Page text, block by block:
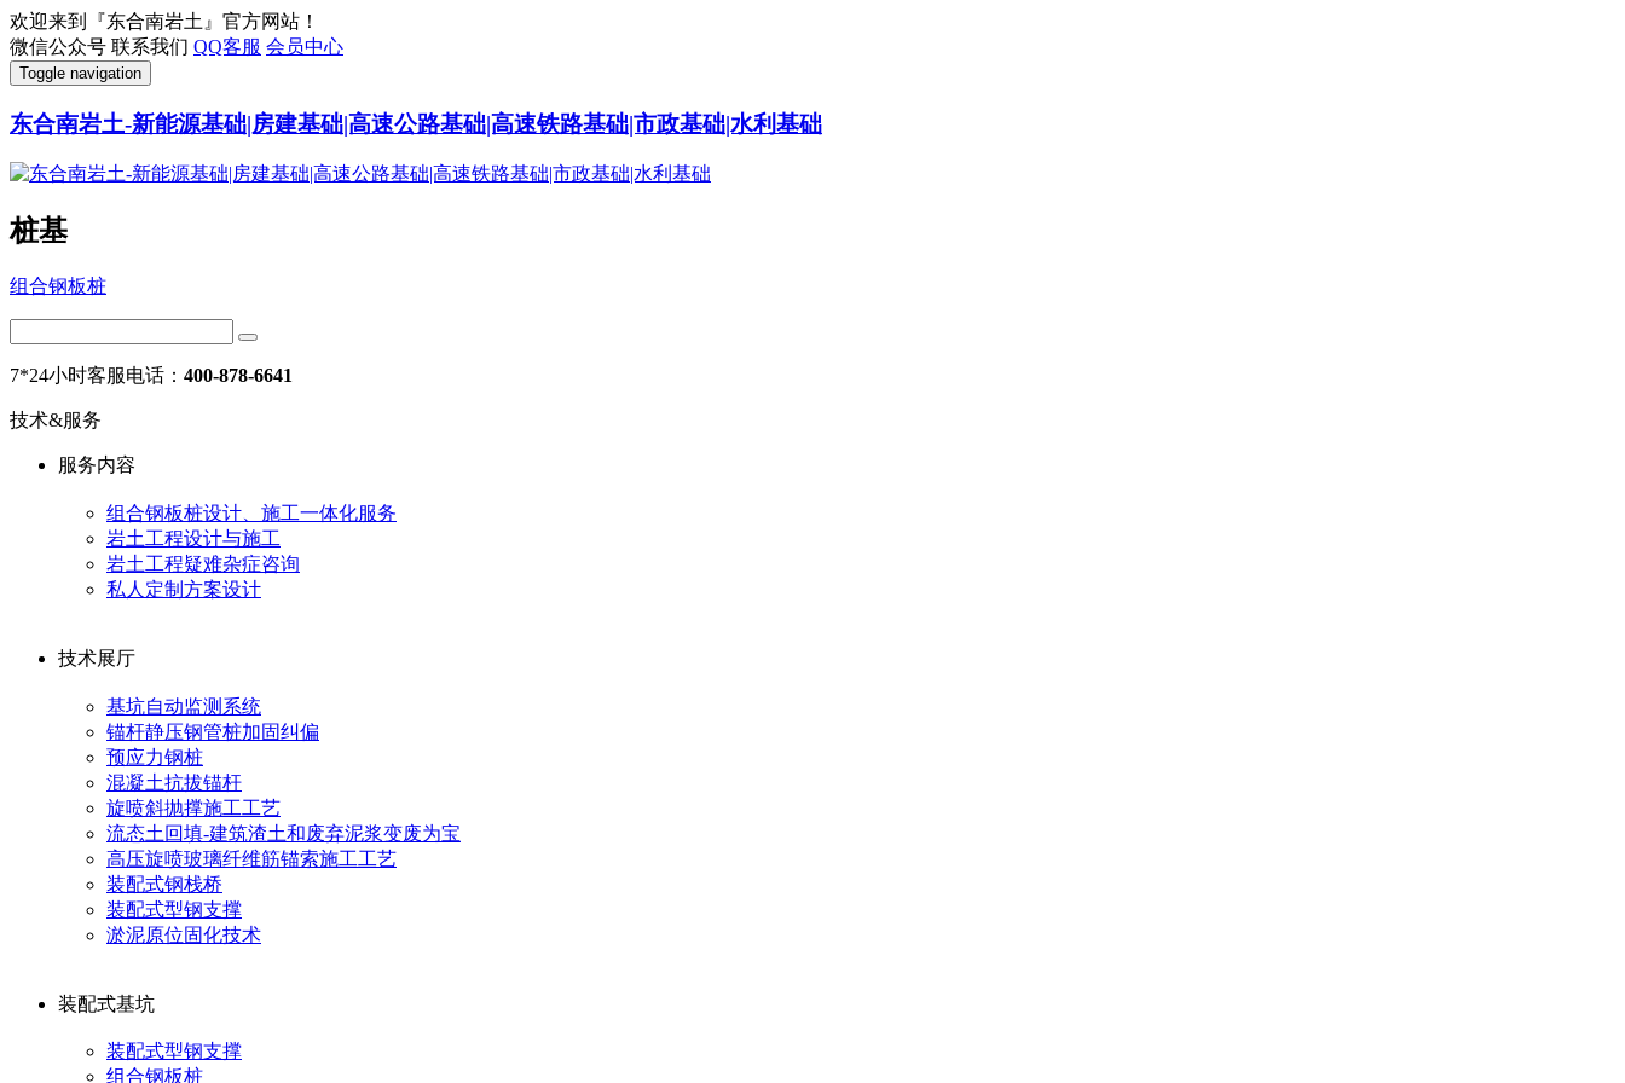
欢迎来到『东合南岩土』官方网站！
微信公众号 联系我们 QQ客服 会员中心
Toggle navigation
东合南岩土-新能源基础|房建基础|高速公路基础|高速铁路基础|市政基础|水利基础
桩基
组合钢板桩
7*24小时客服电话： 400-878-6641
技术&服务
服务内容
组合钢板桩设计、施工一体化服务
岩土工程设计与施工
岩土工程疑难杂症咨询
私人定制方案设计
技术展厅
基坑自动监测系统
锚杆静压钢管桩加固纠偏
预应力钢桩
混凝土抗拔锚杆
旋喷斜抛撑施工工艺
流态土回填-建筑渣土和废弃泥浆变废为宝
高压旋喷玻璃纤维筋锚索施工工艺
装配式钢栈桥
装配式型钢支撑
淤泥原位固化技术
装配式基坑
装配式型钢支撑
组合钢板桩